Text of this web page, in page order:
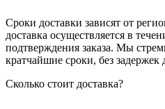
Сроки доставки зависят от
доставка осуществляется в
подтверждения заказа. Мы
кратчайшие сроки, без задержек
Сколько стоит доставка?